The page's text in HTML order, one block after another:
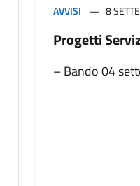
AVVISI 8
Progetti
– Bando 04